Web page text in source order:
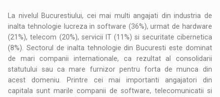
La nivelul Bucurestiului, cei mai multi angajati din industria de
inalta tehnologie lucreza in software (36%), urmat de hardware
(21%), telecom (20%), servicii IT (11%) si securitate cibernetica
(8%). Sectorul de inalta tehnologie din Bucuresti este dominat
de mari companii internationale, ca rezultat al consolidarii
statutului sau ca mare furnizor pentru forta de munca din
acest domeniu. Printre cei mai importanti angajatori din
capitala sunt marile companii de software, telecomunicatii si